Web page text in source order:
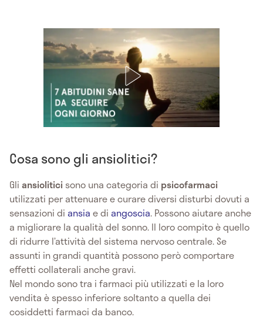
Cosa sono gli ansiolitici?
Gli ansiolitici sono una categoria di psicofarmaci
utilizzati per attenuare e curare diversi disturbi dovuti a
sensazioni di ansia e di angoscia. Possono aiutare anche
a migliorare la qualità del sonno. Il loro compito è quello
di ridurre l’attività del sistema nervoso centrale. Se
assunti in grandi quantità possono però comportare
effetti collaterali anche gravi.
Nel mondo sono tra i farmaci più utilizzati e la loro
vendita è spesso inferiore soltanto a quella dei
cosiddetti farmaci da banco.